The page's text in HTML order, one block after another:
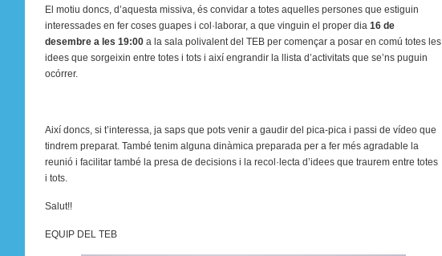
El motiu doncs, d’aquesta missiva, és convidar a totes aquelles persones que estiguin
interessades en fer coses guapes i col·laborar, a que vinguin el proper dia 16 de
desembre a les 19:00 a la sala polivalent del TEB per començar a posar en comú totes les
idees que sorgeixin entre totes i tots i així engrandir la llista d’activitats que se’ns puguin
ocórrer.
Així doncs, si t’interessa, ja saps que pots venir a gaudir del pica-pica i passi de vídeo que
tindrem preparat. També tenim alguna dinàmica preparada per a fer més agradable la
reunió i facilitar també la presa de decisions i la recol·lecta d’idees que traurem entre totes
i tots.
Salut!!
EQUIP DEL TEB